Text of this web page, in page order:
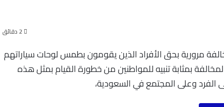
مرورية بحق الأفراد الذين يقومون بطمس لوحات سياراتهم
بمثابة تنبيه للمواطنين من خطورة القيام بمثل هذه
الفرد وعلى المجتمع في السعودية،